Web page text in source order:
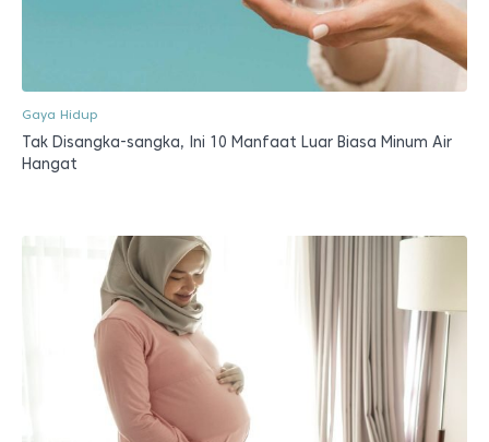
Gaya Hidup
Tak Disangka-sangka, Ini 10 Manfaat Luar Biasa Minum Air
Hangat